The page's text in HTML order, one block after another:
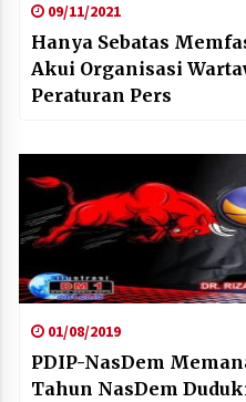
09/11/2021
Hanya Sebatas
Akui Organisasi
Peraturan Pers
01/08/2019
PDIP-NasDem
Tahun NasDem